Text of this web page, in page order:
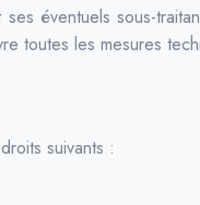
éventuels sous-
toutes les mesures
suivants :